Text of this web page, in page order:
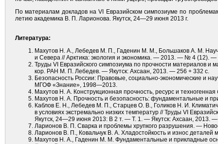
По материалам докладов на VI Евразийском симпозиуме по
летию академика В. П. Ларионова. Якутск, 24—29 июня 2013 г.
Литература:
Махутов Н. А., Лебедев М. П., Гаденин М. М., Большаков А. М.
и Севера // Арктика: экология и экономика. — 2013. — № 4 (12).
Труды VI Евразийского симпозиума по прочности материалов и
кор. РАН М. П. Лебедев. — Якутск: Ахсаан, 2013. — 256 + 332 с.
Безопасность России: Правовые, социально-экономические и
МГОФ «Знание», 1998—2013.
Махутов Н. А. Конструкционная прочность, ресурс и
Махутов Н. А. Прочность и безопасность: фундаментальные и
Каблов Е. Н., Лебедев М. П., Старцев О. В., Голиков Н. И.
в условиях экстремально низких температур // Труды VI
Якутск, 24—29 июня 2013: В 2 т. — Т. 1. — Якутск: Ахсаан, 2013.
Ларионов В. П. Сварка и проблемы хрупкого разрушения. —
Ларионов В. П., Ковальчук В. А. Хладостойкость и износ
Махутов Н. А., Гаденин М. М. Фундаментальные и прикладные